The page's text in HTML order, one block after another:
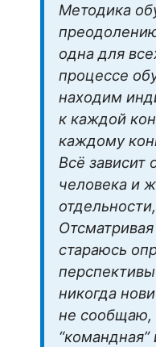
Методика
одна для
процессе
находим
к каждой
каждому
Всё зависит
человека и
стараюсь
никогда
не сообщаю,
“командная”